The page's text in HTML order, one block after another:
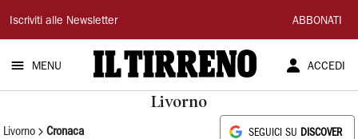
Il
Tirreno
Iscriviti alle Newsletter ABBONATI
MENU ACCEDI
Livorno
Livorno Cronaca SEGUICI SU DISCOVER